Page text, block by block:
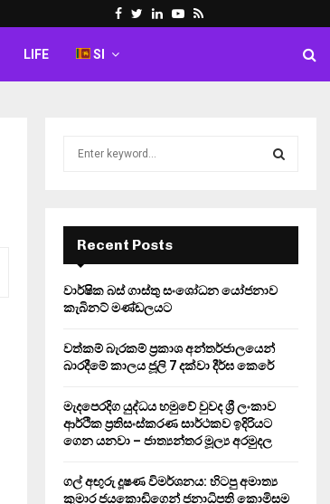
Facebook
Twitter
LinkedinYoutube
Rss
LIFE SI
r
:
E
A
R
H
Recent Posts
වාර්ෂික බස් ගාස්තු සංශෝධන යෝජනාව
කැබිනට් මණ්ඩලයට
වත්කම් බැරකම් ප්‍රකාශ අන්තර්ජාලයෙන්
බාරදීමේ කාලය ජූලි 7 දක්වා දීර්ඝ කෙරේ
මැදපෙරදිග යුද්ධය හමුවේ වුවද ශ්‍රී ලංකාව
ආර්ථික ප්‍රතිසංස්කරණ සාර්ථකව ඉදිරියට
ගෙන යනවා – ජාත්‍යන්තර මූල්‍ය අරමුදල
ගල් අඟුරු දූෂණ විමර්ශනය: හිටපු අමාත්‍ය
කුමාර ජයකොඩිගෙන් ජනාධිපති කොමිසම